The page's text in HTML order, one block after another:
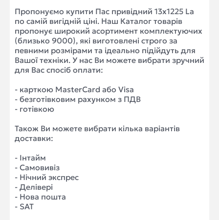
Пропонуємо купити Пас привідний 13x1225 La
по самій вигідній ціні. Наш Каталог товарів
пропонує широкий асортимент комплектуючих
(близько 9000), які виготовлені строго за
певними розмірами та ідеально підійдуть для
Вашої техніки. У нас Ви можете вибрати зручний
для Вас спосіб оплати:
- карткою MasterCard або Visa
- безготівковим рахунком з ПДВ
- готівкою
Також Ви можете вибрати кілька варіантів
доставки:
- Інтайм
- Самовивіз
- Нічний экспрес
- Делівері
- Нова пошта
- SAT